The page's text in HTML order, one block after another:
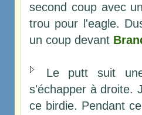
second coup avec
trou pour l'eagle.
un coup devant
Le putt suit une
s'échapper à droite.
ce birdie. Pendant